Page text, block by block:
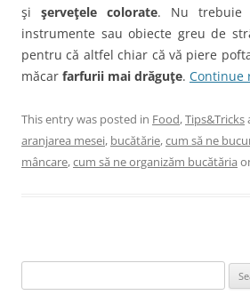
şi şerveţele colorate. Nu trebuie
instrumente sau obiecte greu de
pentru că altfel chiar că vă piere
măcar farfurii mai drăguţe. Continue
This entry was posted in Food,Tips&Tricks
aranjarea mesei, bucătărie,cum să ne
mâncare,cum să ne organizăm bucătăria
for: